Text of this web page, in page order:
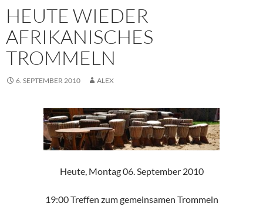
HEUTE WIEDER
AFRIKANISCHES
TROMMELN
6. SEPTEMBER 2010 ALEX
Heute, Montag 06. September 2010
19:00 Treffen zum gemeinsamen Trommeln